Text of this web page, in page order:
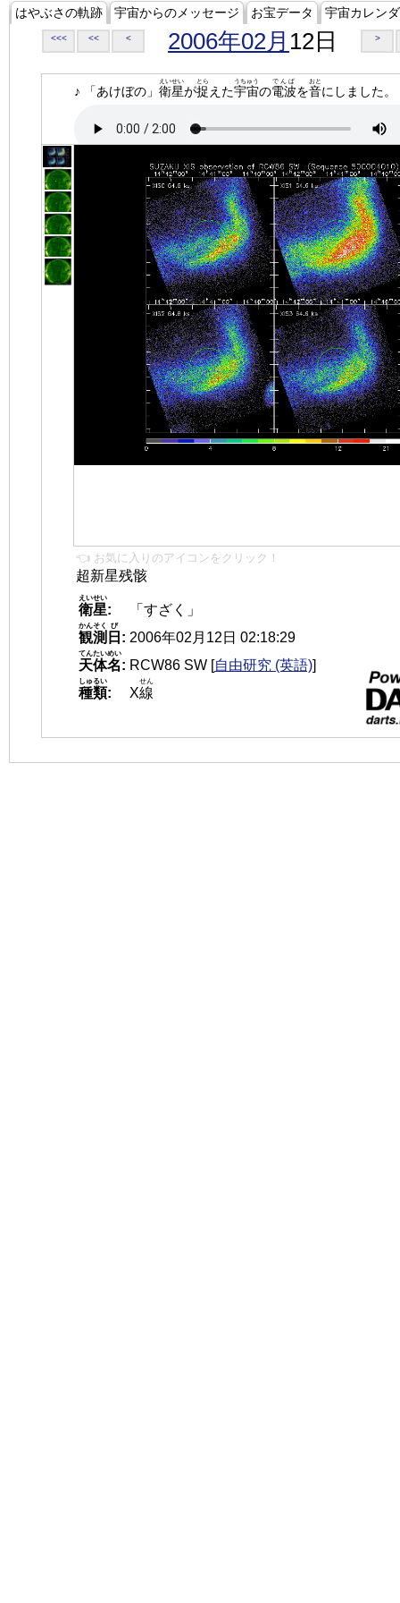
はやぶさの軌跡 宇宙からのメッセージ お宝データ 宇宙カレン
<<< << < 2006年02月 12日 >
♪ 「あけぼの」 衛星
えいせい
が捉
とら
えた宇宙
うちゅう
の電波
でんぱ
を音
おと
にしました。
👈 お気に入りのアイコンをクリック！
超新星残骸
衛星
えいせい
:
「すざく」
観測
かんそく
日
び
: 2006年02月12日 02:18:29
天体名
てんたいめい
: RCW86 SW [自由研究 (英語)]
種類
しゅるい
: X線
せん